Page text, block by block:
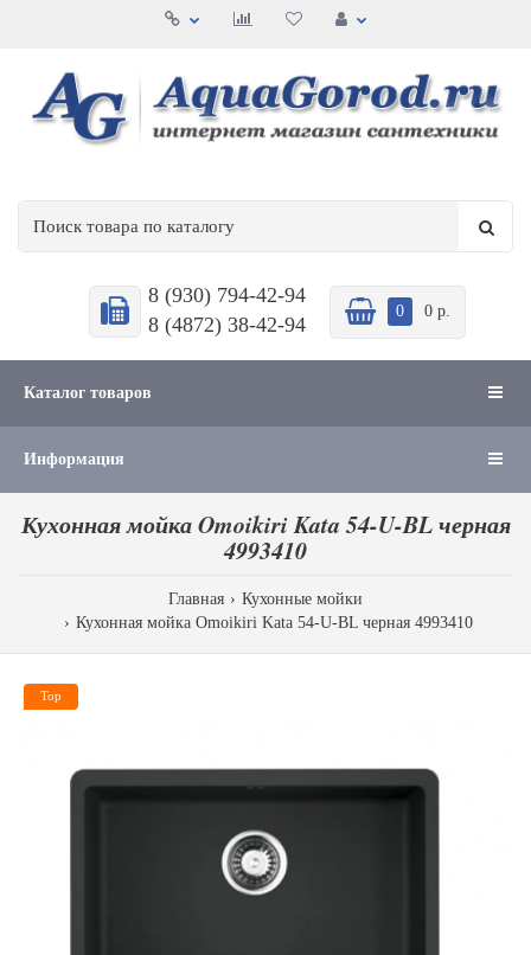
8 (930) 794-42-94
8 (4872) 38-42-94
0 0 р.
Каталог товаров
Информация
Кухонная мойка Omoikiri Kata 54-U-BL черная
4993410
Главная
Кухонные мойки
Кухонная мойка Omoikiri Kata 54-U-BL черная 4993410
Top